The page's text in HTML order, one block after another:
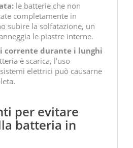
le batterie che non
completamente in
subire la solfatazione, un
le piastre interne.
corrente durante i lunghi
è scarica, l'uso
elettrici può causarne
per evitare
batteria in